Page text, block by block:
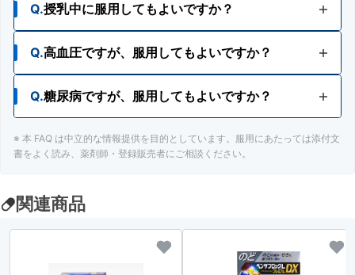
A.出産予定日12週以内の妊婦は服用をさけてくださ
い。
また妊婦又は妊娠していると思われる人は、医
Q.授乳中に服用してもよいですか？
A.授乳中の人は、服用をさけるか、服用する場合は
授乳をさけてください。
Q.高血圧ですが、服用してもよいですか？
A.高血圧の人は、服用をさけてください。
Q.糖尿病ですが、服用してもよいですか？
A.糖尿病の人は、服用をさけてください。
※ 本 FAQ は中立的な情報提供を目的としています。服用にあたっては添付文
書をよく読み、薬剤師・登録販売者にご相談ください。
関連商品